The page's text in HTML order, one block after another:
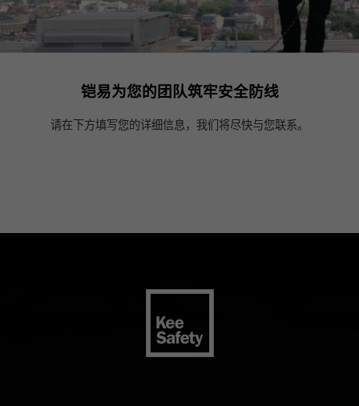
铠易为您的团队筑牢安全防线
请在下方填写您的详细信息，我们将尽快与您联系。